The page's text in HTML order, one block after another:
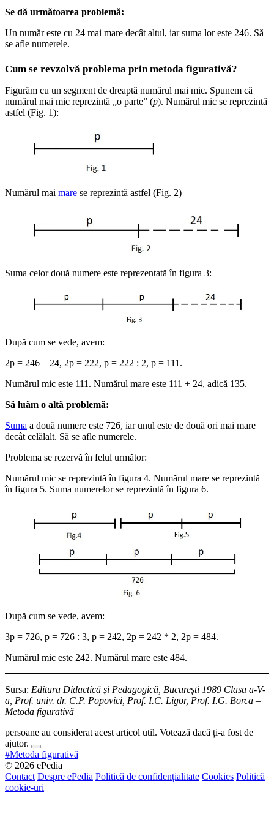
Se dă următoarea problemă:
Un număr este cu 24 mai mare decât altul, iar suma lor este 246. Să
se afle numerele.
Cum se revzolvă problema prin metoda figurativă?
Figurăm cu un segment de dreaptă numărul mai mic. Spunem că
numărul mai mic reprezintă „o parte” (p). Numărul mic se reprezintă
astfel (Fig. 1):
Numărul mai mare se reprezintă astfel (Fig. 2)
Suma celor două numere este reprezentată în figura 3:
După cum se vede, avem:
2p = 246 – 24, 2p = 222, p = 222 : 2, p = 111.
Numărul mic este 111. Numărul mare este 111 + 24, adică 135.
Să luăm o altă problemă:
Suma a două numere este 726, iar unul este de două ori mai mare
decât celălalt. Să se afle numerele.
Problema se rezervă în felul următor:
Numărul mic se reprezintă în figura 4. Numărul mare se reprezintă
în figura 5. Suma numerelor se reprezintă în figura 6.
După cum se vede, avem:
3p = 726, p = 726 : 3, p = 242, 2p = 242 * 2, 2p = 484.
Numărul mic este 242. Numărul mare este 484.
Sursa: Editura Didactică și Pedagogică, București 1989 Clasa a-V-
a, Prof. univ. dr. C.P. Popovici, Prof. I.C. Ligor, Prof. I.G. Borca –
Metoda figurativă
persoane au considerat acest articol util. Votează dacă ți-a fost de
ajutor.
#Metoda figurativă
© 2026 ePedia
Contact Despre ePedia Politică de confidențialitate Cookies Politică
cookie-uri